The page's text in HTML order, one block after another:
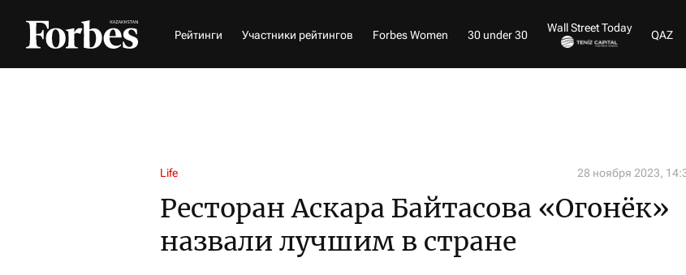
Рейтинги Участники рейтингов Forbes Women 30 under 30
Wall Street Today
QAZ
Life 28 ноября 2023,
Ресторан Аскара Байтасова «Огонёк»
назвали лучшим в стране